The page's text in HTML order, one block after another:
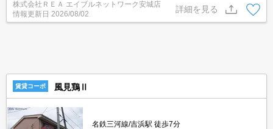
株式会社ＲＥＡ エイブルネットワーク安城店
情報更新日 2026/08/02
詳細を見る
賃貸コーポ 風見鶏Ⅱ
名鉄三河線/吉浜駅 徒歩7分